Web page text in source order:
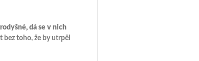
dá se v nich
bez toho, že by utrpěl